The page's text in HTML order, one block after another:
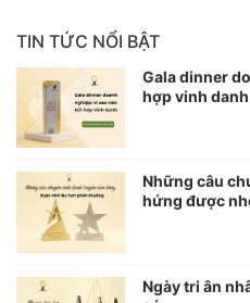
TIN TỨC NỔI BẬT
Gala dinner
hợp vinh danh
Những câu
hứng được
Ngày tri ân